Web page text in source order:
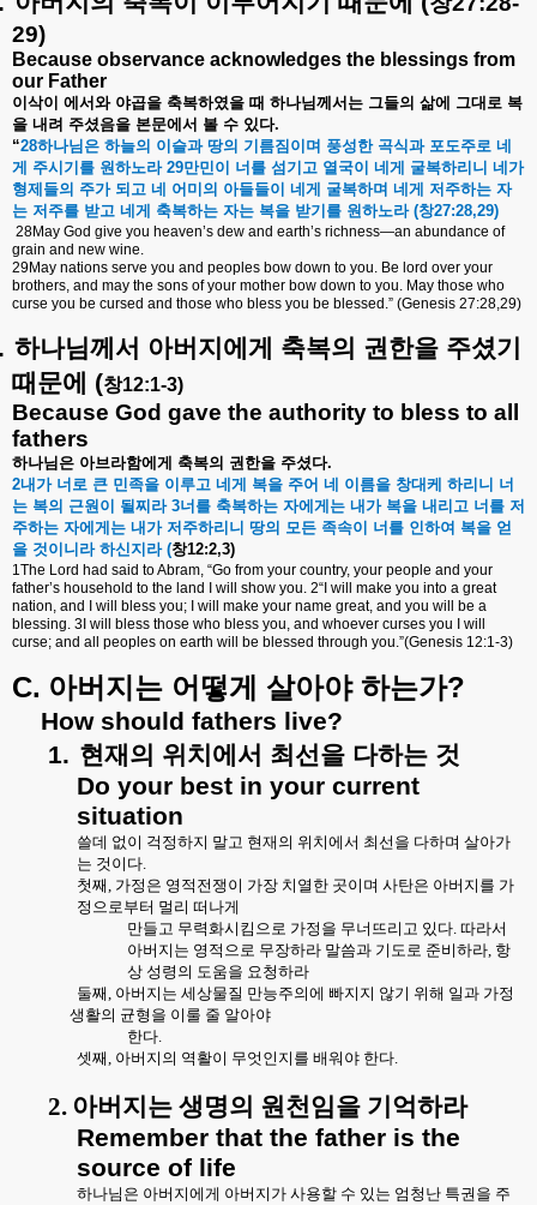
29)
Because observance acknowledges the blessings from
our Father
이삭이 에서와 야곱을 축복하였을 때 하나님께서는 그들의 삶에 그대로 복
을 내려 주셨음을 본문에서 볼 수 있다.
“28하나님은 하늘의 이슬과 땅의 기름짐이며 풍성한 곡식과 포도주로 네
게 주시기를 원하노라29만민이 너를 섬기고 열국이 네게 굴복하리니 네가
형제들의 주가 되고 네 어미의 아들들이 네게 굴복하며 네게 저주하는 자
는 저주를 받고 네게 축복하는 자는 복을 받기를 원하노라 (창27:28,29)
28May God give you heaven’s dew and earth’s richness—an abundance of
grain and new wine.
29May nations serve you and peoples bow down to you. Be lord over your
brothers, and may the sons of your mother bow down to you. May those who
curse you be cursed and those who bless you be blessed.” (Genesis 27:28,29)
하나님께서 아버지에게 축복의 권한을 주셨기
때문에
(창12:1-3)
Because God gave the authority to bless to all
fathers
하나님은 아브라함에게 축복의 권한을 주셨다.
2내가 너로 큰 민족을 이루고 네게 복을 주어 네 이름을 창대케 하리니 너
는 복의 근원이 될찌라3너를 축복하는 자에게는 내가 복을 내리고 너를 저
주하는 자에게는 내가 저주하리니 땅의 모든 족속이 너를 인하여 복을 얻
을 것이니라 하신지라 (창12:2,3)
1The Lord had said to Abram, “Go from your country, your people and your
father’s household to the land I will show you. 2“I will make you into a great
nation, and I will bless you; I will make your name great, and you will be a
blessing. 3I will bless those who bless you, and whoever curses you I will
curse; and all peoples on earth will be blessed through you.”(Genesis 12:1-3)
C. 아버지는 어떻게 살아야 하는가?
How should fathers live?
1. 현재의 위치에서 최선을 다하는 것
Do your best in your current
situation
쓸데 없이 걱정하지 말고 현재의 위치에서 최선을 다하며 살아가
는 것이다.
첫째, 가정은 영적전쟁이 가장 치열한 곳이며 사탄은 아버지를 가
정으로부터 멀리 떠나게
만들고 무력화시킴으로 가정을 무너뜨리고 있다. 따라서
아버지는 영적으로 무장하라 말씀과 기도로 준비하라, 항
상 성령의 도움을 요청하라
둘째, 아버지는 세상물질 만능주의에 빠지지 않기 위해 일과 가정
생활의 균형을 이룰 줄 알아야
한다.
셋째, 아버지의 역활이 무엇인지를 배워야 한다.
2. 아버지는 생명의 원천임을 기억하라
Remember that the father is the
source of life
하나님은 아버지에게 아버지가 사용할 수 있는 엄청난 특권을 주